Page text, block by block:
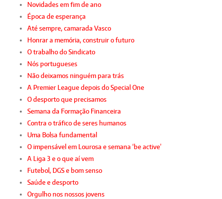
Novidades em fim de ano
Época de esperança
Até sempre, camarada Vasco
Honrar a memória, construir o futuro
O trabalho do Sindicato
Nós portugueses
Não deixamos ninguém para trás
A Premier League depois do Special One
O desporto que precisamos
Semana da Formação Financeira
Contra o tráfico de seres humanos
Uma Bolsa fundamental
O impensável em Lourosa e semana ‘be active’
A Liga 3 e o que aí vem
Futebol, DGS e bom senso
Saúde e desporto
Orgulho nos nossos jovens